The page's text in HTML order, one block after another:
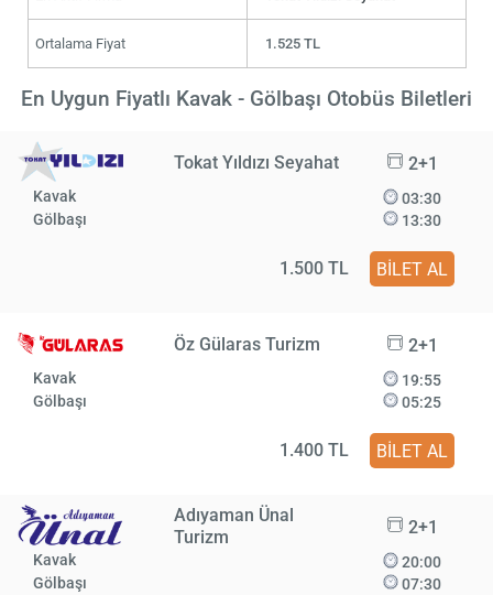
Ortalama Fiyat 1.525 TL
En Uygun Fiyatlı Kavak - Gölbaşı Otobüs Biletleri
Tokat Yıldızı Seyahat 2+1
Kavak
Gölbaşı
03:30
13:30
1.500 TL BİLET AL
Öz Gülaras Turizm 2+1
Kavak
Gölbaşı
19:55
05:25
1.400 TL BİLET AL
Adıyaman Ünal
Turizm
2+1
Kavak
Gölbaşı
20:00
07:30